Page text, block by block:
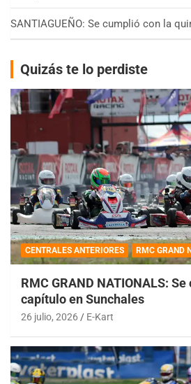
SANTIAGUEÑO: Se cumplió con la
Quizás te lo perdiste
CENTRALES ANTERIORES RMC GRAND
RMC GRAND NATIONALS:
capítulo en Sunchales
26 julio, 2026 E-Kart